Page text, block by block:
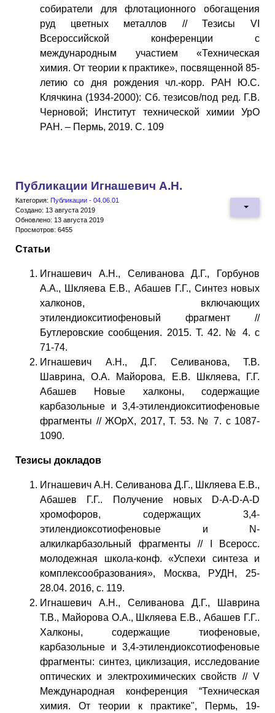
собиратели для флотационного обогащения
руд цветных металлов // Тезисы VI
Всероссийской конференции с
международным участием «Техническая
химия. От теории к практике», посвященной 85-
летию со дня рождения чл.-корр. РАН Ю.С.
Клячкина (1934-2000): Сб. тезисов/под ред. Г.В.
Черновой; Институт технической химии УрО
РАН. – Пермь, 2019. С. 109
Публикации Игнашевич А.Н.
Категория: Публикации - 04.06.01
Создано: 13 августа 2019
Обновлено: 13 августа 2019
Просмотров: 6455
Статьи
Игнашевич А.Н., Селиванова Д.Г., Горбунов
А.А., Шкляева Е.В., Абашев Г.Г., Синтез новых
халконов, включающих
этилендиокситиофеновый фрагмент //
Бутлеровские сообщения. 2015. Т. 42. № 4. c
71-74.
Игнашевич А.Н., Д.Г. Селиванова, Т.В.
Шаврина, О.А. Майорова, Е.В. Шкляева, Г.Г.
Абашев Новые халконы, содержащие
карбазольные и 3,4-этилендиокситиофеновые
фрагменты // ЖОрХ, 2017, Т. 53. № 7. c 1087-
1090.
Тезисы докладов
Игнашевич А.Н. Селиванова Д.Г., Шкляева Е.В.,
Абашев Г.Г.. Получение новых D-A-D-A-D
хромофоров, содержащих 3,4-
этилендиоксотиофеновые и N-
алкилкарбазольный фрагменты // I Всеросс.
молодежная школа-конф. «Успехи синтеза и
комплексообразования», Москва, РУДН, 25-
28.04. 2016, с. 119.
Игнашевич А.Н., Селиванова Д.Г., Шаврина
Т.В., Майорова О.А., Шкляева Е.В., Абашев Г.Г..
Халконы, содержащие тиофеновые,
карбазольные и 3,4-этилендиоксотиофеновые
фрагменты: синтез, циклизация, исследование
оптических и электрохимических свойств // V
Международная конференция “Техническая
химия. От теории к практике", Пермь, 19-